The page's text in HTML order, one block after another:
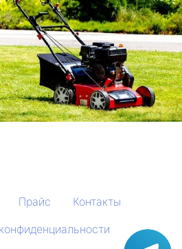
Прайс
Контакты